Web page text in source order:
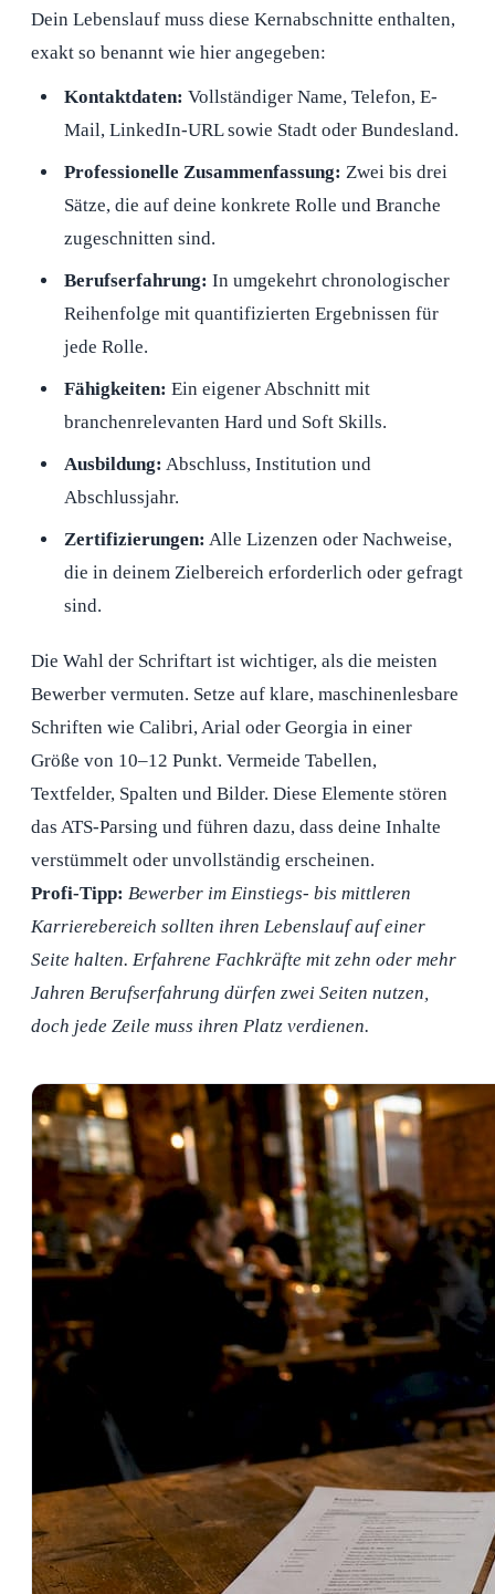
Dein Lebenslauf muss diese Kernabschnitte enthalten,
exakt so benannt wie hier angegeben:
Kontaktdaten: Vollständiger Name, Telefon, E-
Mail, LinkedIn-URL sowie Stadt oder Bundesland.
Professionelle Zusammenfassung: Zwei bis drei
Sätze, die auf deine konkrete Rolle und Branche
zugeschnitten sind.
Berufserfahrung: In umgekehrt chronologischer
Reihenfolge mit quantifizierten Ergebnissen für
jede Rolle.
Fähigkeiten: Ein eigener Abschnitt mit
branchenrelevanten Hard und Soft Skills.
Ausbildung: Abschluss, Institution und
Abschlussjahr.
Zertifizierungen: Alle Lizenzen oder Nachweise,
die in deinem Zielbereich erforderlich oder gefragt
sind.
Die Wahl der Schriftart ist wichtiger, als die meisten
Bewerber vermuten. Setze auf klare, maschinenlesbare
Schriften wie Calibri, Arial oder Georgia in einer
Größe von 10–12 Punkt. Vermeide Tabellen,
Textfelder, Spalten und Bilder. Diese Elemente stören
das ATS-Parsing und führen dazu, dass deine Inhalte
verstümmelt oder unvollständig erscheinen.
Profi-Tipp: Bewerber im Einstiegs- bis mittleren
Karrierebereich sollten ihren Lebenslauf auf einer
Seite halten. Erfahrene Fachkräfte mit zehn oder mehr
Jahren Berufserfahrung dürfen zwei Seiten nutzen,
doch jede Zeile muss ihren Platz verdienen.